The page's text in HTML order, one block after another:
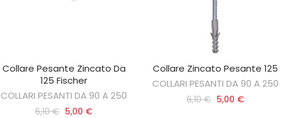
AGGIUNGI AL CARRELLO
Collare Pesante Zincato Da
125 Fischer
COLLARI PESANTI DA 90 A 250
6,10 € 5,00 €
AGGIUNGI AL CARRELLO
Collare Zincato Pesante 125
COLLARI PESANTI DA 90 A 250
6,10 € 5,00 €